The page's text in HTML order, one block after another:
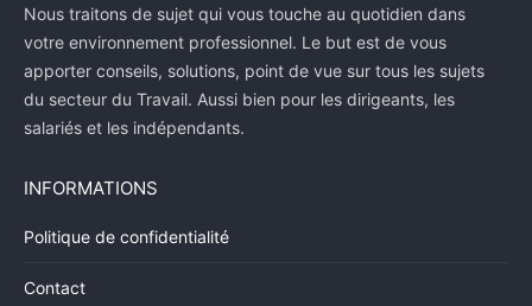
Nous traitons de sujet qui vous touche au quotidien dans
votre environnement professionnel. Le but est de vous
apporter conseils, solutions, point de vue sur tous les sujets
du secteur du Travail. Aussi bien pour les dirigeants, les
salariés et les indépendants.
INFORMATIONS
Politique de confidentialité
Contact